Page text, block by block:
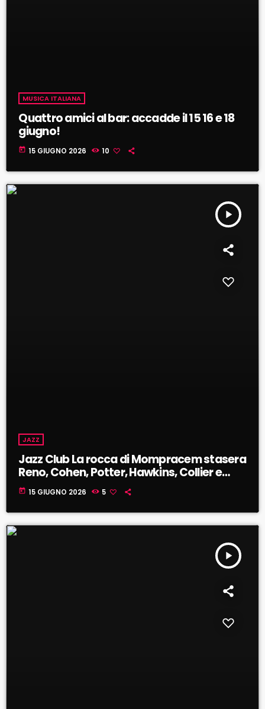
MUSICA ITALIANA
Quattro amici al bar: accadde il 15 16 e 18
giugno!
today 15 GIUGNO 2026 10
play_arrow
JAZZ
Jazz Club La rocca di Mompracem stasera
Reno, Cohen, Potter, Hawkins, Collier e
Powell!
today 15 GIUGNO 2026 5
play_arrow